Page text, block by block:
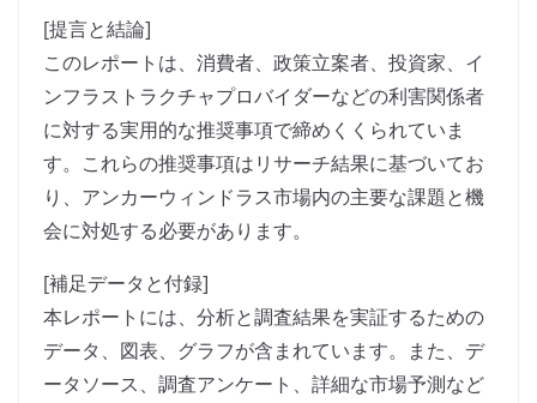
[提言と結論]
このレポートは、消費者、政策立案者、投資家、イ
ンフラストラクチャプロバイダーなどの利害関係者
に対する実用的な推奨事項で締めくくられていま
す。これらの推奨事項はリサーチ結果に基づいてお
り、アンカーウィンドラス市場内の主要な課題と機
会に対処する必要があります。
[補足データと付録]
本レポートには、分析と調査結果を実証するための
データ、図表、グラフが含まれています。また、デ
ータソース、調査アンケート、詳細な市場予測など